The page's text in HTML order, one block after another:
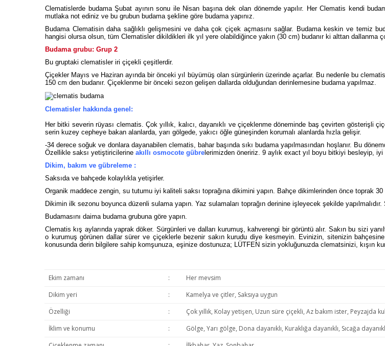
Clematislerde budama Şubat ayının sonu ile Nisan başına dek olan dönemde yapılır. Her Clematis kendi
mutlaka not ediniz ve bu grubun budama şekline göre budama yapınız.
Budama Clematisin daha sağlıklı gelişmesini ve daha çok çiçek açmasını sağlar. Budama keskin ve temiz
hangisi olursa olsun, tüm Clematisler dikildikleri ilk yıl yere olabildiğince yakın (30 cm) budanır ki alttan dallanma
Budama grubu: Grup 2
Bu gruptaki clematisler iri çiçekli çeşitlerdir.
Çiçekler Mayıs ve Haziran ayında bir önceki yıl büyümüş olan sürgünlerin üzerinde açarlar. Bu nedenle bu
150 cm den budanır. Çiçeklenme bir önceki sezon gelişen dallarda olduğundan derinlemesine budama yapılmaz.
Clematisler hakkında genel:
Her bitki severin rüyası clematis. Çok yıllık, kalıcı, dayanıklı ve çiçeklenme döneminde baş çevirten gösterişli
serin kuzey cepheye bakan alanlarda, yarı gölgede, yakıcı öğle güneşinden korumalı alanlarda hızla gelişir.
-34 derece soğuk ve donlara dayanabilen clematis, bahar başında sıkı budama yapılmasından hoşlanır. Bu
Özellikle saksı yetiştiricilerine akıllı osmocote gübrelerimizden öneririz. 9 aylık exact yıl boyu bitkiyi besleyip,
Dikim, bakım ve gübreleme :
Saksıda ve bahçede kolaylıkla yetişirler.
Organik maddece zengin, su tutumu iyi kaliteli saksı toprağına dikimini yapın. Bahçe dikimlerinden önce toprak 30
Dikimin ilk sezonu boyunca düzenli sulama yapın. Yaz sulamaları toprağın derinine işleyecek şekilde
Budamasını daima budama grubuna göre yapın.
Clematis kış aylarında yaprak döker. Sürgünleri ve dalları kurumuş, kahverengi bir görüntü alır. Sakın bu sizi
o kurumuş görünen dallar sürer ve çiçeklerle bezenir sakın kurudu diye kesmeyin. Evinizin, sitenizin
konusunda derin bilgilere sahip komşunuza, eşinize dostunuza; LÜTFEN sizin yokluğunuzda clematsinizi, kışın
Ekim zamanı :
Her mevsim
Dikim yeri
:
Kamelya ve çitler, Saksıya uygun
Özelliği
:
Çok yıllık, Kolay yetişen, Uzun süre çiçekli, Az bakım ister, Peyzajda
İklim ve konumu
:
Gölge, Yarı gölge, Dona dayanıklı, Kuraklığa dayanıklı, Sıcağa